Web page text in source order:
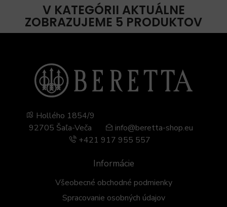
V KATEGÓRII AKTUÁLNE
ZOBRAZUJEME 5 PRODUKTOV
Informácie
Všeobecné obchodné podmienky
Spracovanie osobných údajov
Hollého 1854/9
92705 Šaľa-Veča
info@beretta-shop.eu
+421 917 955 557